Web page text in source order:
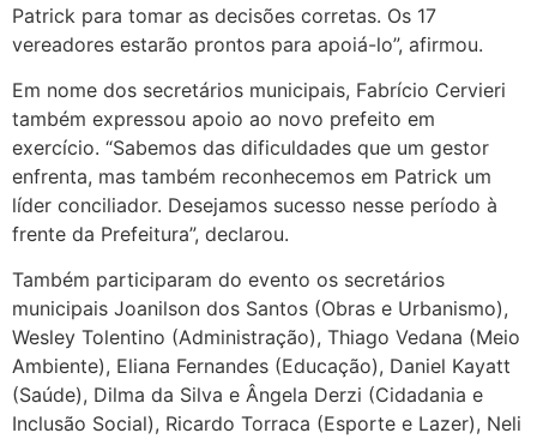
Patrick para tomar as decisões corretas. Os 17
vereadores estarão prontos para apoiá-lo”, afirmou.
Em nome dos secretários municipais, Fabrício Cervieri
também expressou apoio ao novo prefeito em
exercício. “Sabemos das dificuldades que um gestor
enfrenta, mas também reconhecemos em Patrick um
líder conciliador. Desejamos sucesso nesse período à
frente da Prefeitura”, declarou.
Também participaram do evento os secretários
municipais Joanilson dos Santos (Obras e Urbanismo),
Wesley Tolentino (Administração), Thiago Vedana (Meio
Ambiente), Eliana Fernandes (Educação), Daniel Kayatt
(Saúde), Dilma da Silva e Ângela Derzi (Cidadania e
Inclusão Social), Ricardo Torraca (Esporte e Lazer), Neli